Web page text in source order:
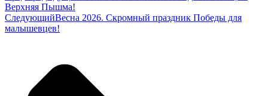
Верхняя Пышма!
СледующийВесна 2026. Скромный праздник Победы для
малышевцев!